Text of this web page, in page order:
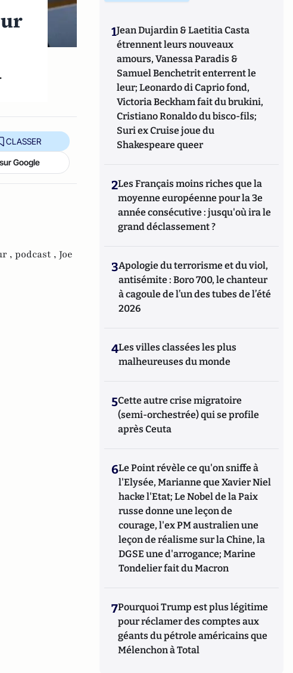
CLASSER
Google
, podcast , Joe
1Jean Dujardin & Laetitia Casta
étrennent leurs nouveaux
amours, Vanessa Paradis &
Samuel Benchetrit enterrent le
leur; Leonardo di Caprio fond,
Victoria Beckham fait du brukini,
Cristiano Ronaldo du bisco-fils;
Suri ex Cruise joue du
Shakespeare queer
2Les Français moins riches que la
moyenne européenne pour la 3e
année consécutive : jusqu'où ira le
grand déclassement ?
3Apologie du terrorisme et du viol,
antisémite : Boro 700, le chanteur
à cagoule de l’un des tubes de l’été
2026
4Les villes classées les plus
malheureuses du monde
5Cette autre crise migratoire
(semi-orchestrée) qui se profile
après Ceuta
6Le Point révèle ce qu'on sniffe à
l'Elysée, Marianne que Xavier Niel
hacke l'Etat; Le Nobel de la Paix
russe donne une leçon de
courage, l'ex PM australien une
leçon de réalisme sur la Chine, la
DGSE une d'arrogance; Marine
Tondelier fait du Macron
7Pourquoi Trump est plus légitime
pour réclamer des comptes aux
géants du pétrole américains que
Mélenchon à Total